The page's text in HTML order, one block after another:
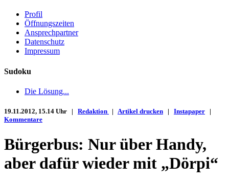
Profil
Öffnungszeiten
Ansprechpartner
Datenschutz
Impressum
Sudoku
Die Lösung...
19.11.2012, 15.14 Uhr | Redaktion | Artikel drucken | Instapaper |
Kommentare
Bürgerbus: Nur über Handy,
aber dafür wieder mit „Dörpi“